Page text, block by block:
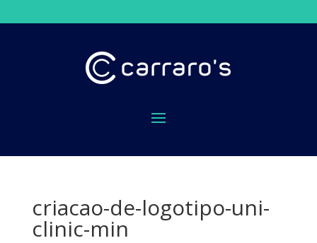
criacao-de-logotipo-uni-
clinic-min